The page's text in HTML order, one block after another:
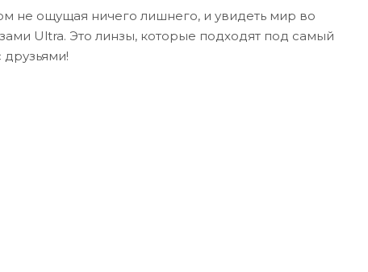
-0.25
0.00
не ощущая ничего лишнего, и увидеть мир во
Ultra. Это линзы, которые подходят под самый